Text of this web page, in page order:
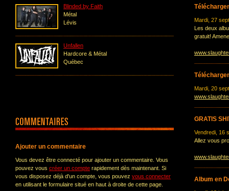
Blinded by Faith
Métal
Lévis
Unfallen
Hardcore & Métal
Québec
Ajouter un commentaire
Vous devez être connecté pour ajouter un commentaire. Vous
pouvez vous créer un compte rapidement dès maintenant. Si
vous disposez déjà d'un compte, vous pouvez vous connecter
en utilisant le formulaire situé en haut à droite de cette page.
Mardi, 27
Les deux
gratuit!
Mardi, 20
GRATIS
Vendredi, 16
Allez vous
Album en